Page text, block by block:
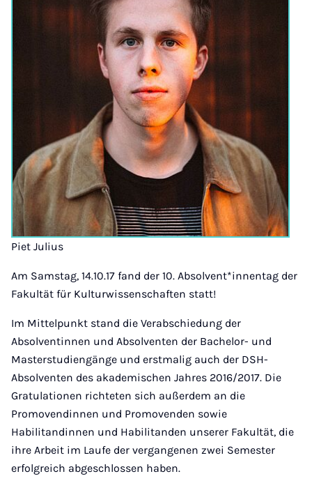
Piet Julius
Am Samstag, 14.10.17 fand der 10. Absolvent*innentag der
Fakultät für Kulturwissenschaften statt!
Im Mittelpunkt stand die Verabschiedung der
Absolventinnen und Absolventen der Bachelor- und
Masterstudiengänge und erstmalig auch der DSH-
Absolventen des akademischen Jahres 2016/2017. Die
Gratulationen richteten sich außerdem an die
Promovendinnen und Promovenden sowie
Habilitandinnen und Habilitanden unserer Fakultät, die
ihre Arbeit im Laufe der vergangenen zwei Semester
erfolgreich abgeschlossen haben.